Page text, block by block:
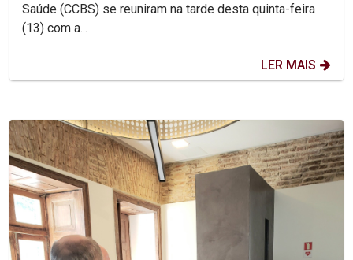
Saúde (CCBS) se reuniram na tarde desta quinta-feira
(13) com a...
LER MAIS